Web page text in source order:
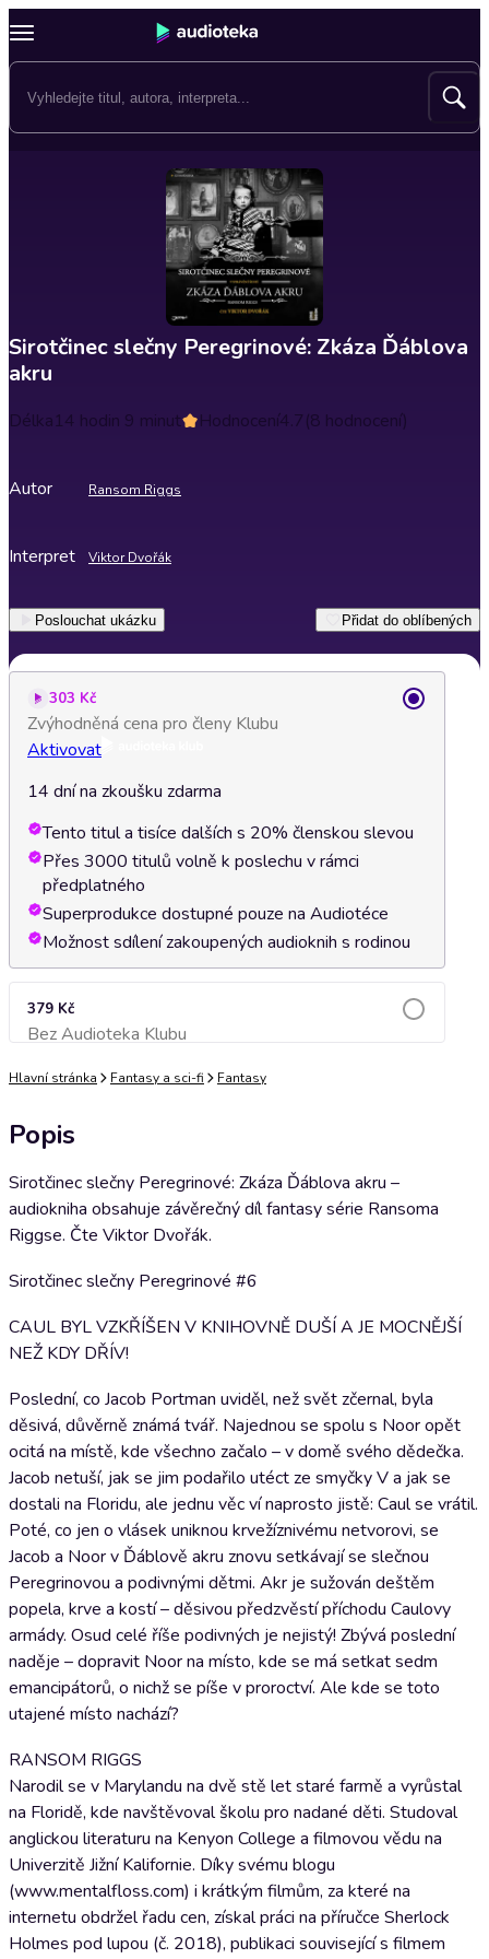
Sirotčinec slečny Peregrinové: Zkáza Ďáblova
akru
Délka14 hodin 9 minut Hodnocení4.7(8 hodnocení)
Autor Ransom Riggs
Interpret Viktor Dvořák
Poslouchat ukázku Přidat do oblíbených
303 Kč
Zvýhodněná cena pro členy Klubu
Aktivovat
14 dní na zkoušku zdarma
Tento titul a tisíce dalších s 20% členskou slevou
Přes 3000 titulů volně k poslechu v rámci
předplatného
Superprodukce dostupné pouze na Audiotéce
Možnost sdílení zakoupených audioknih s rodinou
379 Kč
Bez Audioteka KlubuPřidat do košíku
Hlavní stránka Fantasy a sci-fi Fantasy
Popis
Sirotčinec slečny Peregrinové: Zkáza Ďáblova akru –
audiokniha obsahuje závěrečný díl fantasy série Ransoma
Riggse. Čte Viktor Dvořák.
Sirotčinec slečny Peregrinové #6
CAUL BYL VZKŘÍŠEN V KNIHOVNĚ DUŠÍ A JE MOCNĚJŠÍ
NEŽ KDY DŘÍV!
Poslední, co Jacob Portman uviděl, než svět zčernal, byla
děsivá, důvěrně známá tvář. Najednou se spolu s Noor opět
ocitá na místě, kde všechno začalo – v domě svého dědečka.
Jacob netuší, jak se jim podařilo utéct ze smyčky V a jak se
dostali na Floridu, ale jednu věc ví naprosto jistě: Caul se vrátil.
Poté, co jen o vlásek uniknou krvežíznivému netvorovi, se
Jacob a Noor v Ďáblově akru znovu setkávají se slečnou
Peregrinovou a podivnými dětmi. Akr je sužován deštěm
popela, krve a kostí – děsivou předzvěstí příchodu Caulovy
armády. Osud celé říše podivných je nejistý! Zbývá poslední
naděje – dopravit Noor na místo, kde se má setkat sedm
emancipátorů, o nichž se píše v proroctví. Ale kde se toto
utajené místo nachází?
RANSOM RIGGS
Narodil se v Marylandu na dvě stě let staré farmě a vyrůstal
na Floridě, kde navštěvoval školu pro nadané děti. Studoval
anglickou literaturu na Kenyon College a filmovou vědu na
Univerzitě Jižní Kalifornie. Díky svému blogu
(www.mentalfloss.com) i krátkým filmům, za které na
internetu obdržel řadu cen, získal práci na příručce Sherlock
Holmes pod lupou (č. 2018), publikaci související s filmem